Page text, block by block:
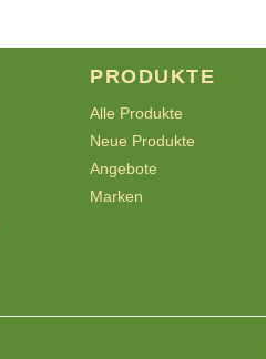
PRODUKTE
Alle Produkte
Neue Produkte
Angebote
Marken